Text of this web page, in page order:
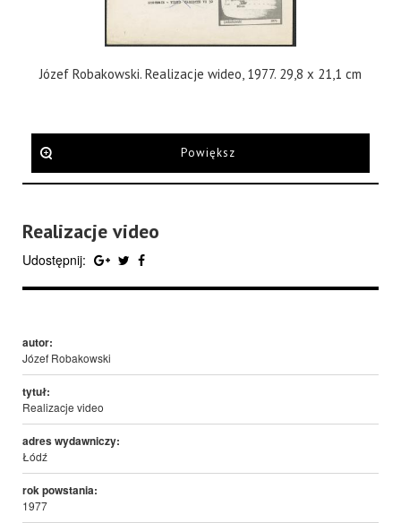
Józef Robakowski. Realizacje wideo, 1977. 29,8 x 21,1 cm
Powiększ
Realizacje video
Udostępnij:
autor:
Józef Robakowski
tytuł:
Realizacje video
adres wydawniczy:
Łódź
rok powstania:
1977